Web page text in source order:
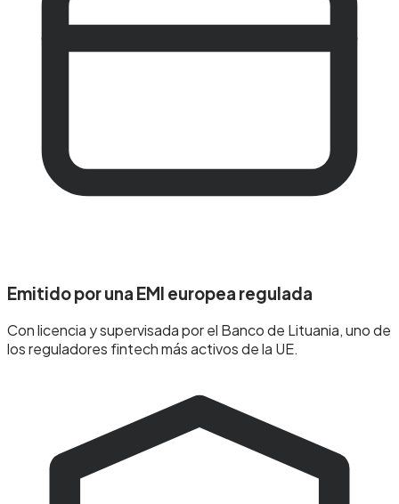
Emitido por una EMI europea regulada
Con licencia y supervisada por el Banco de Lituania, uno de
los reguladores fintech más activos de la UE.